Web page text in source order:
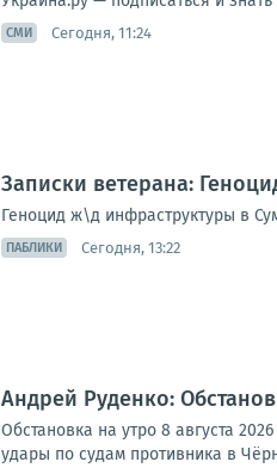
СМИ Сегодня, 11:24
Записки ветерана:
Геноцид ж\д инфраструктуры в
ПАБЛИКИ Сегодня, 13:22
Андрей Руденко:
Обстановка на утро 8 августа
удары по судам противника в